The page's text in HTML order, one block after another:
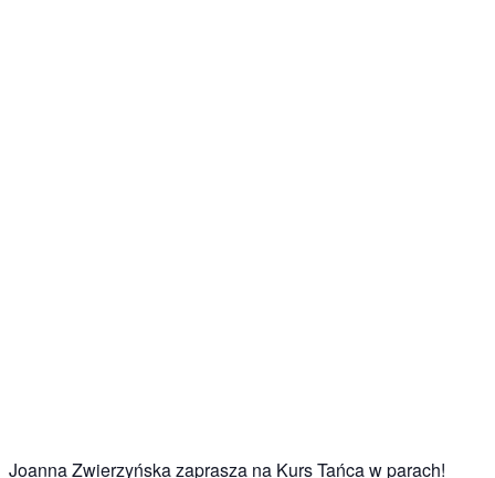
Joanna Zwierzyńska zaprasza na Kurs Tańca w parach!